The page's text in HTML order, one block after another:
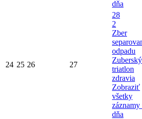
dňa
24 25 26 27
28
2
Zber
odpadu
Zuberský
triatlon
zdravia
Zobraziť
všetky
záznamy
dňa